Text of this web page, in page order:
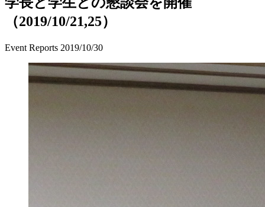
（2019/10/21,25）
Event Reports 2019/10/30